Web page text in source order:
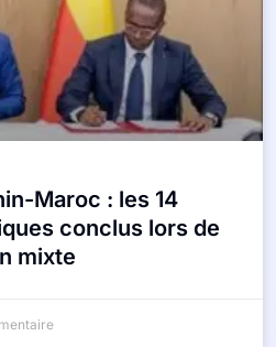
Maroc : les 14
conclus lors de
mixte